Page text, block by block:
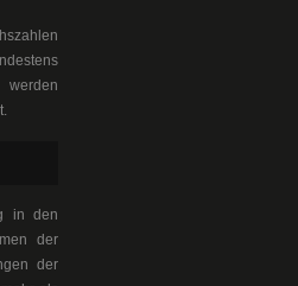
werden
in den
der
der